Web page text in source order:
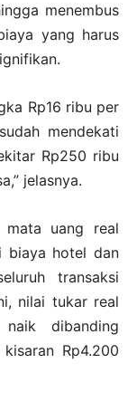
menembus
yang harus
Rp16 ribu per
mendekati
Rp250 ribu
jelasnya.
mata uang real
biaya hotel dan
transaksi
nilai tukar real
dibanding
Rp4.200